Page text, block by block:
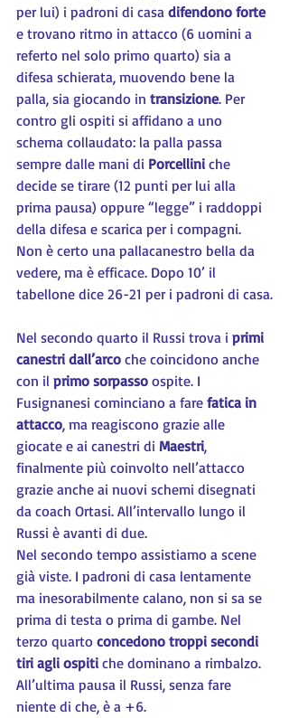
per lui) i padroni di casa difendono forte
e trovano ritmo in attacco (6 uomini a
referto nel solo primo quarto) sia a
difesa schierata, muovendo bene la
palla, sia giocando in transizione. Per
contro gli ospiti si affidano a uno
schema collaudato: la palla passa
sempre dalle mani di Porcellini che
decide se tirare (12 punti per lui alla
prima pausa) oppure “legge” i raddoppi
della difesa e scarica per i compagni.
Non è certo una pallacanestro bella da
vedere, ma è efficace. Dopo 10’ il
tabellone dice 26-21 per i padroni di casa.
Nel secondo quarto il Russi trova i primi
canestri dall’arco che coincidono anche
con il primo sorpasso ospite. I
Fusignanesi cominciano a fare fatica in
attacco, ma reagiscono grazie alle
giocate e ai canestri di Maestri,
finalmente più coinvolto nell’attacco
grazie anche ai nuovi schemi disegnati
da coach Ortasi. All’intervallo lungo il
Russi è avanti di due.
Nel secondo tempo assistiamo a scene
già viste. I padroni di casa lentamente
ma inesorabilmente calano, non si sa se
prima di testa o prima di gambe. Nel
terzo quarto concedono troppi secondi
tiri agli ospiti che dominano a rimbalzo.
All’ultima pausa il Russi, senza fare
niente di che, è a +6.